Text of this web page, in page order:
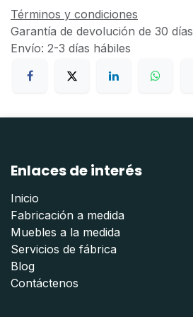
Términos y condiciones
Garantía de devolución de 30 días
Envío: 2-3 días hábiles
Enlaces de interés
Inicio
Fabricación a medida
Muebles a la medida
Servicios de fábrica
Blog
Contáctenos